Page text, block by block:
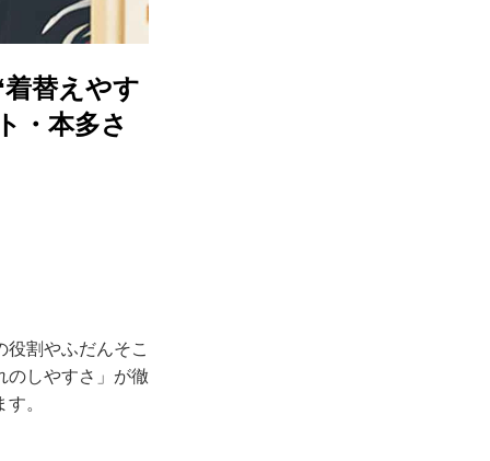
替えやす
・本多さ
割やふだんそこ
のしやすさ」が徹
。